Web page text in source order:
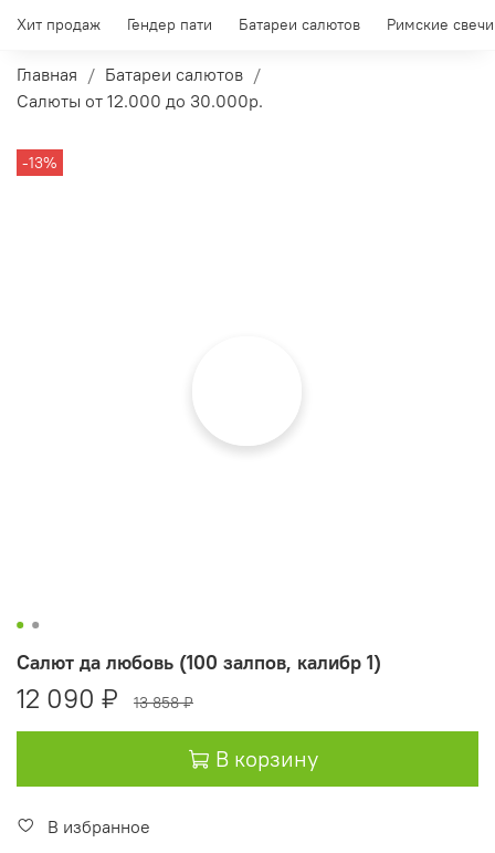
Хит продаж Гендер пати Батареи салютов Римские свечи
Главная
Батареи салютов
Салюты от 12.000 до 30.000р.
-13%
Салют да любовь (100 залпов, калибр 1)
12 090 ₽ 13 858 ₽
В корзину
В избранное